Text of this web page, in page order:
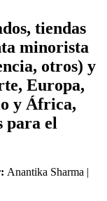
tiendas
minorista
otros) y
Europa,
y África,
para el
Anantika Sharma |